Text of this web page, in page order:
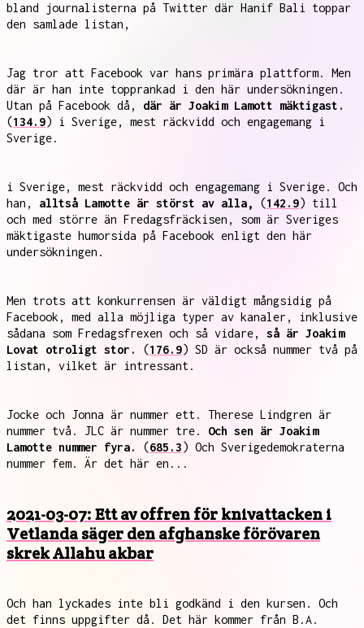
bland journalisterna på Twitter där Hanif Bali toppar
den samlade listan,
Jag tror att Facebook var hans primära plattform. Men
där är han inte topprankad i den här undersökningen.
Utan på Facebook då, där är Joakim Lamott mäktigast.
(134.9) i Sverige, mest räckvidd och engagemang i
Sverige.
i Sverige, mest räckvidd och engagemang i Sverige. Och
han, alltså Lamotte är störst av alla, (142.9) till
och med större än Fredagsfräckisen, som är Sveriges
mäktigaste humorsida på Facebook enligt den här
undersökningen.
Men trots att konkurrensen är väldigt mångsidig på
Facebook, med alla möjliga typer av kanaler, inklusive
sådana som Fredagsfrexen och så vidare, så är Joakim
Lovat otroligt stor.
(176.9) SD är också nummer två på
listan, vilket är intressant.
Jocke och Jonna är nummer ett. Therese Lindgren är
nummer två. JLC är nummer tre. Och sen är Joakim
Lamotte nummer fyra.
(685.3) Och Sverigedemokraterna
nummer fem. Är det här en...
2021-03-07: Ett av offren för knivattacken i
Vetlanda säger den afghanske förövaren
skrek Allahu akbar
Och han lyckades inte bli godkänd i den kursen. Och
det finns uppgifter då. Det här kommer från B.A.